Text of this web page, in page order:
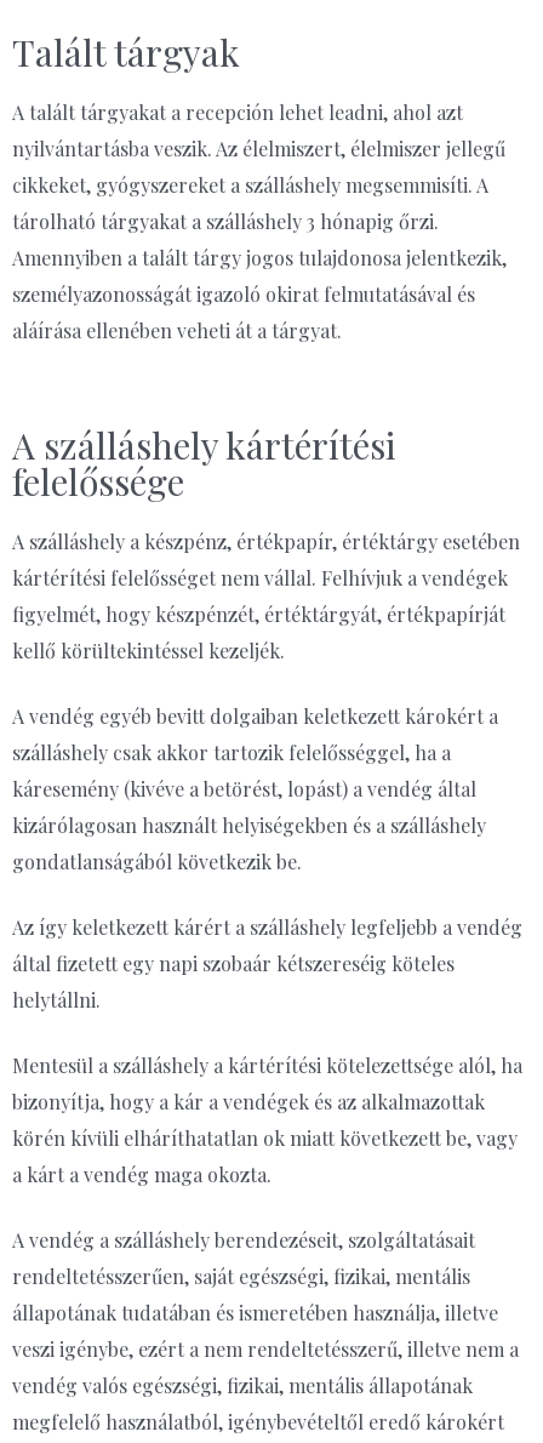
Talált tárgyak
A talált tárgyakat a recepción lehet leadni, ahol azt
nyilvántartásba veszik. Az élelmiszert, élelmiszer jellegű
cikkeket, gyógyszereket a szálláshely megsemmisíti. A
tárolható tárgyakat a szálláshely 3 hónapig őrzi.
Amennyiben a talált tárgy jogos tulajdonosa jelentkezik,
személyazonosságát igazoló okirat felmutatásával és
aláírása ellenében veheti át a tárgyat.
A szálláshely kártérítési
felelőssége
A szálláshely a készpénz, értékpapír, értéktárgy esetében
kártérítési felelősséget nem vállal. Felhívjuk a vendégek
figyelmét, hogy készpénzét, értéktárgyát, értékpapírját
kellő körültekintéssel kezeljék.
A vendég egyéb bevitt dolgaiban keletkezett károkért a
szálláshely csak akkor tartozik felelősséggel, ha a
káresemény (kivéve a betörést, lopást) a vendég által
kizárólagosan használt helyiségekben és a szálláshely
gondatlanságából következik be.
Az így keletkezett kárért a szálláshely legfeljebb a vendég
által fizetett egy napi szobaár kétszereséig köteles
helytállni.
Mentesül a szálláshely a kártérítési kötelezettsége alól, ha
bizonyítja, hogy a kár a vendégek és az alkalmazottak
körén kívüli elháríthatatlan ok miatt következett be, vagy
a kárt a vendég maga okozta.
A vendég a szálláshely berendezéseit, szolgáltatásait
rendeltetésszerűen, saját egészségi, fizikai, mentális
állapotának tudatában és ismeretében használja, illetve
veszi igénybe, ezért a nem rendeltetésszerű, illetve nem a
vendég valós egészségi, fizikai, mentális állapotának
megfelelő használatból, igénybevételtől eredő károkért